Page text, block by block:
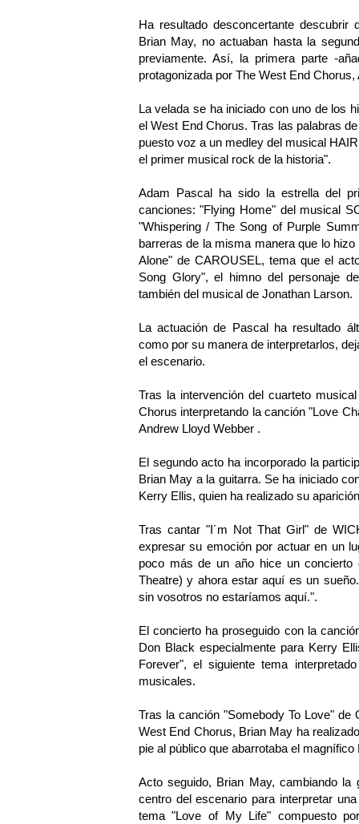
Ha resultado desconcertante
Brian May, no actuaban hasta la
previamente. Así, la primera parte -
protagonizada por The West End
La velada se ha iniciado con uno de los
el West End Chorus. Tras las palabras
puesto voz a un medley del musical
el primer musical rock de la historia".
Adam Pascal ha sido la estrella del
canciones: "Flying Home" del musical
"Whispering / The Song of Purple
barreras de la misma manera que lo
Alone" de CAROUSEL, tema que el
Song Glory", el himno del personaje
también del musical de Jonathan Larson.
La actuación de Pascal ha resultado
como por su manera de interpretarlos,
el escenario.
Tras la intervención del cuarteto
Chorus interpretando la canción "Love
Andrew Lloyd Webber .
El segundo acto ha incorporado la
Brian May a la guitarra. Se ha iniciado
Kerry Ellis, quien ha realizado su
Tras cantar "I´m Not That Girl" de
expresar su emoción por actuar en un
poco más de un año hice un
Theatre) y ahora estar aquí es un
sin vosotros no estaríamos aquí.".
El concierto ha proseguido con la
Don Black especialmente para Kerry
Forever", el siguiente tema
musicales.
Tras la canción "Somebody To Love"
West End Chorus, Brian May ha
pie al público que abarrotaba el magnífico
Acto seguido, Brian May, cambiando
centro del escenario para interpretar
tema "Love of My Life" compuesto